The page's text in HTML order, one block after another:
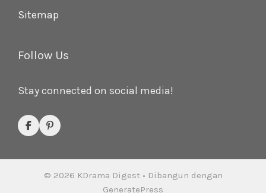
Sitemap
Follow Us
Stay connected on social media!
© 2026 KDrama Digest• Dibangun dengan
GeneratePress